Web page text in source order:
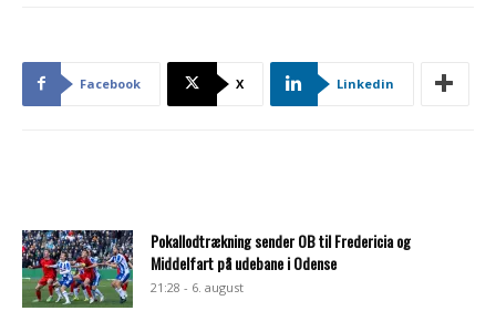
Facebook X Linkedin
Pokallodtrækning sender OB til Fredericia og
Middelfart på udebane i Odense
21:28 - 6. august